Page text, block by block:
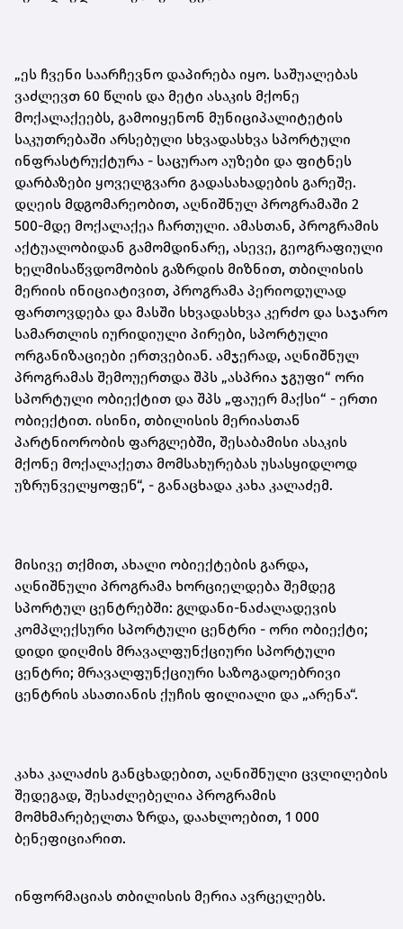
„ეს ჩვენი საარჩევნო დაპირება იყო. საშუალებას
ვაძლევთ 60 წლის და მეტი ასაკის მქონე
მოქალაქეებს, გამოიყენონ მუნიციპალიტეტის
საკუთრებაში არსებული სხვადასხვა სპორტული
ინფრასტრუქტურა - საცურაო აუზები და ფიტნეს
დარბაზები ყოველგვარი გადასახადების გარეშე.
დღეის მდგომარეობით, აღნიშნულ პროგრამაში 2
500-მდე მოქალაქეა ჩართული. ამასთან, პროგრამის
აქტუალობიდან გამომდინარე, ასევე, გეოგრაფიული
ხელმისაწვდომობის გაზრდის მიზნით, თბილისის
მერიის ინიციატივით, პროგრამა პერიოდულად
ფართოვდება და მასში სხვადასხვა კერძო და საჯარო
სამართლის იურიდიული პირები, სპორტული
ორგანიზაციები ერთვებიან. ამჯერად, აღნიშნულ
პროგრამას შემოუერთდა შპს „ასპრია ჯგუფი“ ორი
სპორტული ობიექტით და შპს „ფაუერ მაქსი“ - ერთი
ობიექტით. ისინი, თბილისის მერიასთან
პარტნიორობის ფარგლებში, შესაბამისი ასაკის
მქონე მოქალაქეთა მომსახურებას უსასყიდლოდ
უზრუნველყოფენ“, - განაცხადა კახა კალაძემ.
მისივე თქმით, ახალი ობიექტების გარდა,
აღნიშნული პროგრამა ხორციელდება შემდეგ
სპორტულ ცენტრებში: გლდანი-ნაძალადევის
კომპლექსური სპორტული ცენტრი - ორი ობიექტი;
დიდი დიღმის მრავალფუნქციური სპორტული
ცენტრი; მრავალფუნქციური საზოგადოებრივი
ცენტრის ასათიანის ქუჩის ფილიალი და „არენა“.
კახა კალაძის განცხადებით, აღნიშნული ცვლილების
შედეგად, შესაძლებელია პროგრამის
მომხმარებელთა ზრდა, დაახლოებით, 1 000
ბენეფიციარით.
ინფორმაციას თბილისის მერია ავრცელებს.